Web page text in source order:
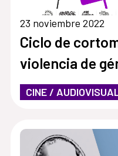
23 noviembre 2022
Ciclo de
violencia de
CINE /